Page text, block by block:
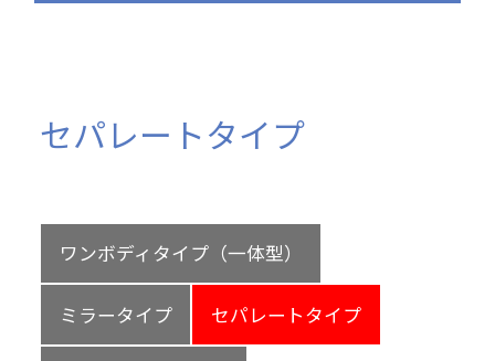
セパレートタイプ
ワンボディタイプ（一体型）
ミラータイプ セパレートタイプ